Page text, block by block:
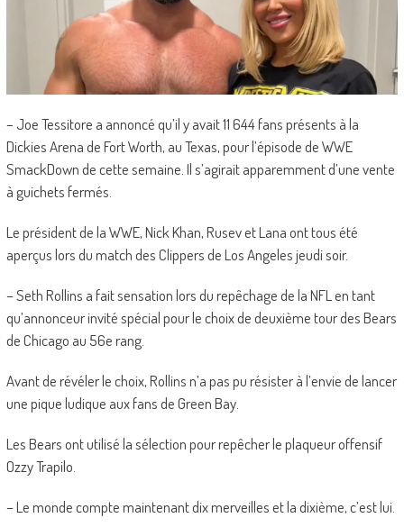
– Joe Tessitore a annoncé qu’il y avait 11 644 fans présents à la
Dickies Arena de Fort Worth, au Texas, pour l’épisode de WWE
SmackDown de cette semaine. Il s’agirait apparemment d’une vente
à guichets fermés.
Le président de la WWE, Nick Khan, Rusev et Lana ont tous été
aperçus lors du match des Clippers de Los Angeles jeudi soir.
– Seth Rollins a fait sensation lors du repêchage de la NFL en tant
qu’annonceur invité spécial pour le choix de deuxième tour des Bears
de Chicago au 56e rang.
Avant de révéler le choix, Rollins n’a pas pu résister à l’envie de lancer
une pique ludique aux fans de Green Bay.
Les Bears ont utilisé la sélection pour repêcher le plaqueur offensif
Ozzy Trapilo.
– Le monde compte maintenant dix merveilles et la dixième, c’est lui.